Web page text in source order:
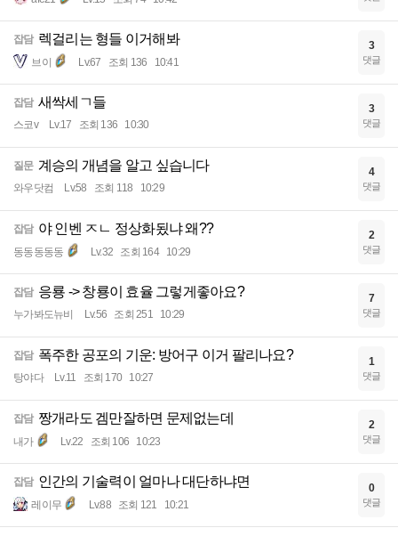
잡담 렉걸리는 형들 이거해봐
브이 Lv.67 조회 136 10:41
3
댓글
잡담 새싹세ㄱ들
스코v Lv.17 조회 136 10:30
3
댓글
질문 계승의 개념을 알고 싶습니다
와우닷컴 Lv.58 조회 118 10:29
4
댓글
잡담 야 인벤 ㅈㄴ 정상화됬냐 왜??
동동동동동 Lv.32 조회 164 10:29
2
댓글
잡담 응룡 -> 창룡이 효율 그렇게좋아요?
누가봐도뉴비 Lv.56 조회 251 10:29
7
댓글
잡담 폭주한 공포의 기운: 방어구 이거 팔리나요?
탕야다 Lv.11 조회 170 10:27
1
댓글
잡담 짱개라도 겜만잘하면 문제없는데
내가 Lv.22 조회 106 10:23
2
댓글
잡담 인간의 기술력이 얼마나 대단하냐면
레이무 Lv.88 조회 121 10:21
0
댓글